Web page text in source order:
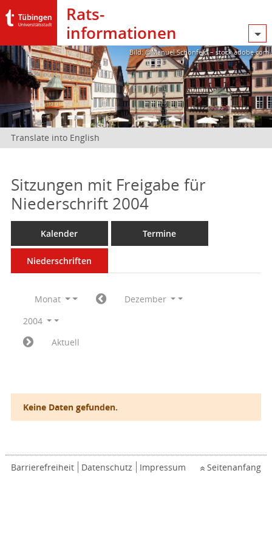
Rats­
informationen
Bild: @Manuel Schönfeld – stock.adobe.com
Translate into English
Sitzungen mit Freigabe für
Niederschrift 2004
Kalender Termine
Niederschriften
Monat
Dezember
2004
Aktuell
Keine Daten gefunden.
Barrierefreiheit Datenschutz Impressum Seitenanfang